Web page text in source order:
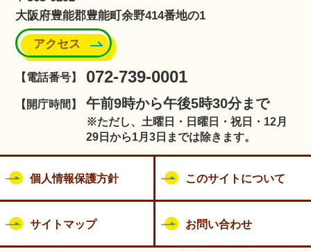
大阪府豊能郡豊能町余野414番地の1
アクセス
【電話番号】 072-739-0001
【開庁時間】 午前9時から午後5時30分まで
※ただし、土曜日・日曜日・祝日・12月
29日から1月3日までは除きます。
個人情報保護方針 このサイトについて
サイトマップ お問い合わせ